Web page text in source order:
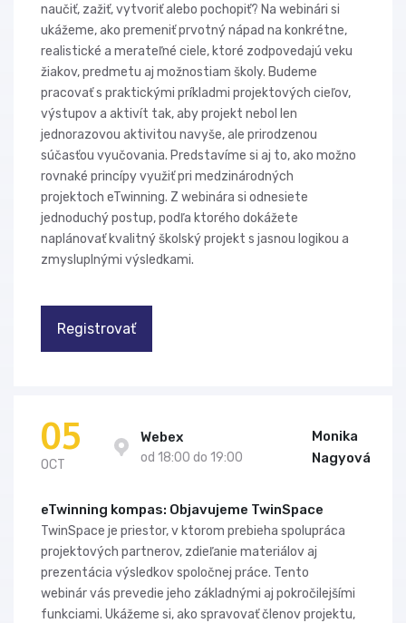
naučiť, zažiť, vytvoriť alebo pochopiť? Na webinári si
ukážeme, ako premeniť prvotný nápad na konkrétne,
realistické a merateľné ciele, ktoré zodpovedajú veku
žiakov, predmetu aj možnostiam školy. Budeme
pracovať s praktickými príkladmi projektových cieľov,
výstupov a aktivít tak, aby projekt nebol len
jednorazovou aktivitou navyše, ale prirodzenou
súčasťou vyučovania. Predstavíme si aj to, ako možno
rovnaké princípy využiť pri medzinárodných
projektoch eTwinning. Z webinára si odnesiete
jednoduchý postup, podľa ktorého dokážete
naplánovať kvalitný školský projekt s jasnou logikou a
zmysluplnými výsledkami.
Registrovať
05
OCT
Webex
od 18:00 do 19:00
Monika
Nagyová
eTwinning kompas: Objavujeme TwinSpace
TwinSpace je priestor, v ktorom prebieha spolupráca
projektových partnerov, zdieľanie materiálov aj
prezentácia výsledkov spoločnej práce. Tento
webinár vás prevedie jeho základnými aj pokročilejšími
funkciami. Ukážeme si, ako spravovať členov projektu,